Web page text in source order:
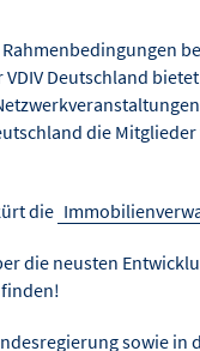
Deutschland
die
die
die neusten
sowie in